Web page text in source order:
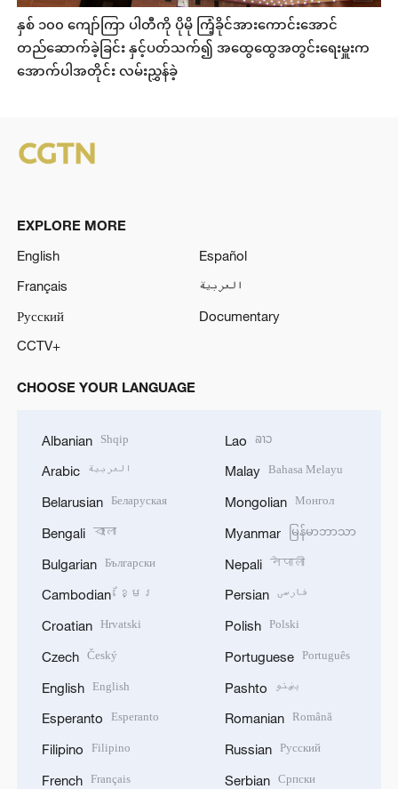
နှစ် ၁၀၀ ကျော်ကြာ ပါတီကို ပိုမို ကြံ့ခိုင်အားကောင်းအောင်
တည်ဆောက်ခဲ့ခြင်း နှင့်ပတ်သက်၍ အထွေထွေအတွင်းရေးမှူးက
အောက်ပါအတိုင်း လမ်းညွှန်ခဲ့
EXPLORE MORE
English
Español
Français
العربية
Русский
Documentary
CCTV+
CHOOSE YOUR LANGUAGE
Albanian Shqip
Arabic العربية
Belarusian Беларуская
Bengali বাংলা
Bulgarian Български
Cambodian ខ្មែរ
Croatian Hrvatski
Czech Český
English English
Esperanto Esperanto
Filipino Filipino
French Français
Lao ລາວ
Malay Bahasa Melayu
Mongolian Монгол
Myanmar မြန်မာဘာသာ
Nepali नेपाली
Persian فارسی
Polish Polski
Portuguese Português
Pashto پښتو
Romanian Română
Russian Русский
Serbian Српски